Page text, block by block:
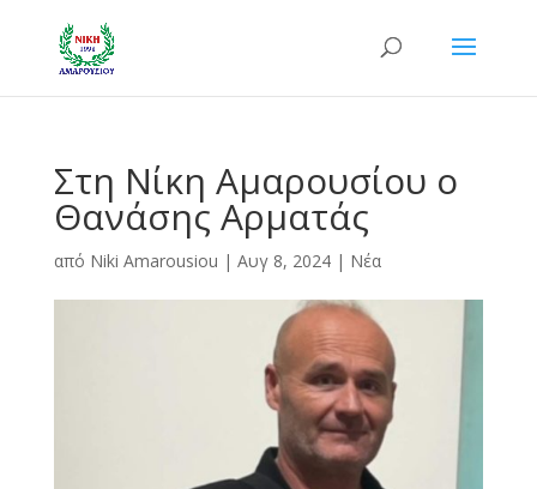
Στη Νίκη Αμαρουσίου ο
Θανάσης Αρματάς
από Niki Amarousiou | Αυγ 8, 2024| Νέα